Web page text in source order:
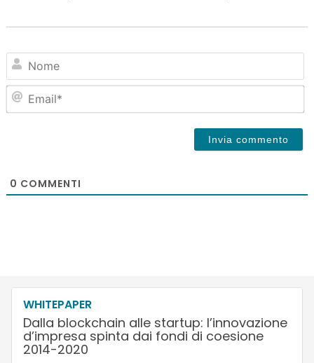
0 COMMENTI
WHITEPAPER
Dalla blockchain alle startup: l’innovazione
d’impresa spinta dai fondi di coesione
2014-2020